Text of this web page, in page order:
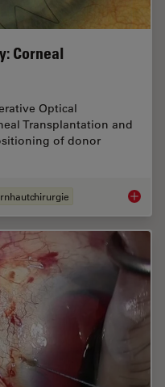
Corneal
Optical
Transplantation and
of donor